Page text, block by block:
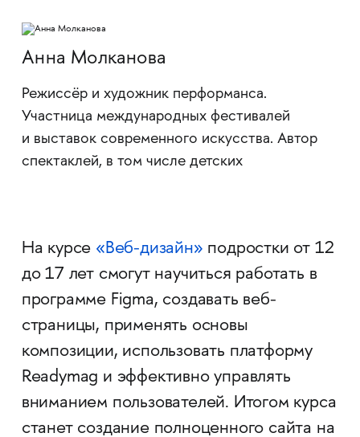
Анна Молканова
Режиссёр и художник перформанса.
Участница международных фестивалей
и выставок современного искусства. Автор
спектаклей, в том числе детских
На курсе «Веб-дизайн» подростки от 12
до 17 лет смогут научиться работать в
программе Figma, создавать веб-
страницы, применять основы
композиции, использовать платформу
Readymag и эффективно управлять
вниманием пользователей. Итогом курса
станет создание полноценного сайта на